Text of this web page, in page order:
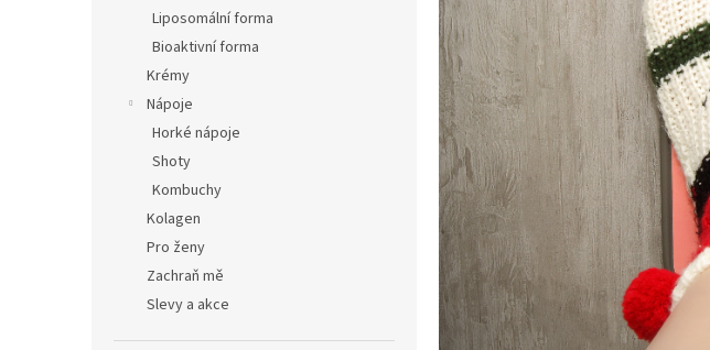
Liposomální forma
Bioaktivní forma
Krémy
Nápoje
Horké nápoje
Shoty
Kombuchy
Kolagen
Pro ženy
Zachraň mě
Slevy a akce